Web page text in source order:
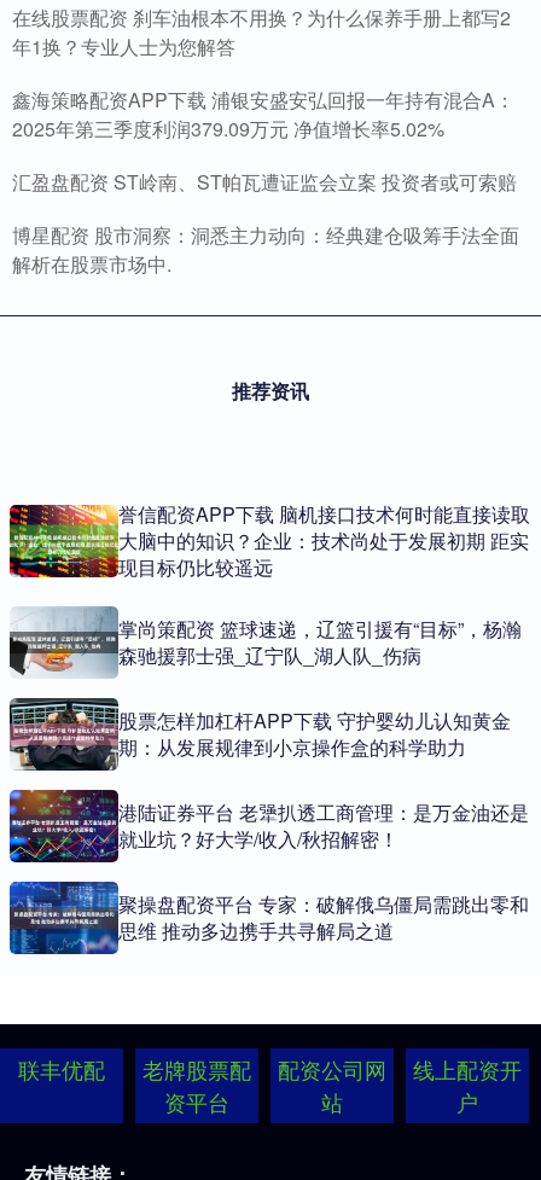
在线股票配资 刹车油根本不用换？为什么保养手册上都写2
年1换？专业人士为您解答
鑫海策略配资APP下载 浦银安盛安弘回报一年持有混合A：
2025年第三季度利润379.09万元 净值增长率5.02%
汇盈盘配资 ST岭南、ST帕瓦遭证监会立案 投资者或可索赔
博星配资 股市洞察：洞悉主力动向：经典建仓吸筹手法全面
解析在股票市场中.
推荐资讯
誉信配资APP下载 脑机接口技术何时能直接读取
大脑中的知识？企业：技术尚处于发展初期 距实
现目标仍比较遥远
掌尚策配资 篮球速递，辽篮引援有“目标”，杨瀚
森驰援郭士强_辽宁队_湖人队_伤病
股票怎样加杠杆APP下载 守护婴幼儿认知黄金
期：从发展规律到小京操作盒的科学助力
港陆证券平台 老犟扒透工商管理：是万金油还是
就业坑？好大学/收入/秋招解密！
聚操盘配资平台 专家：破解俄乌僵局需跳出零和
思维 推动多边携手共寻解局之道
联丰优配
老牌股票配
资平台
配资公司网
站
线上配资开
户